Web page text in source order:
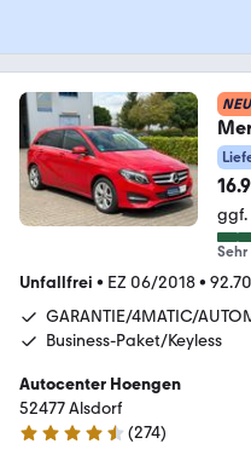
NEU
ggf.
Sehr
Unfallfrei • EZ 06/2018•
GARANTIE/4MATIC/
Business-Paket/Keyless
Autocenter Hoengen
52477 Alsdorf
4.5 Sterne
(274)